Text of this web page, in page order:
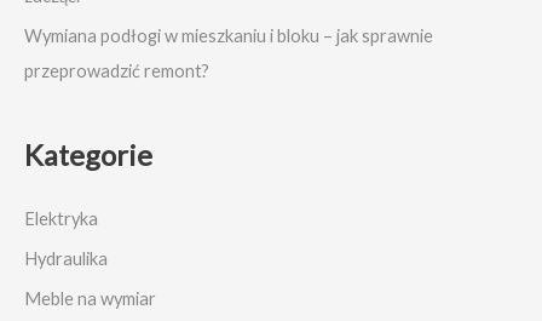
Wymiana podłogi w mieszkaniu i bloku – jak sprawnie
przeprowadzić remont?
Kategorie
Elektryka
Hydraulika
Meble na wymiar